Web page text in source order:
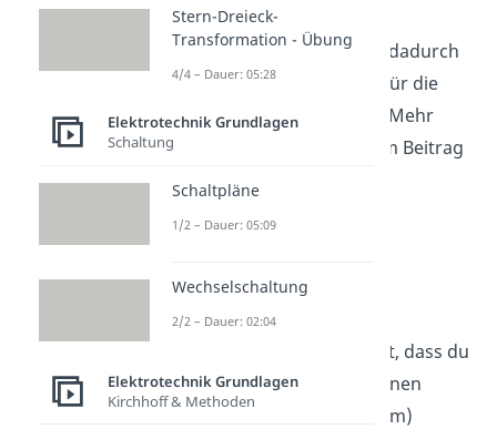
selbe Richtung zeigen. Im
Wesentlichen ändern sich dadurch
die Richtungen der Pfeile für die
Spannungen und Ströme. Mehr
dazu findest du in unserem Beitrag
hier .
Anwendung
Wir hatten bereits erwähnt, dass du
mit dem NPN Transistor einen
Strominput (den Basisstrom)
Stern-Dreieck-
Transformation - Übung
4/4 – Dauer: 05:28
Elektrotechnik Grundlagen
Schaltung
Schaltpläne
1/2 – Dauer: 05:09
Wechselschaltung
2/2 – Dauer: 02:04
Elektrotechnik Grundlagen
Kirchhoff & Methoden